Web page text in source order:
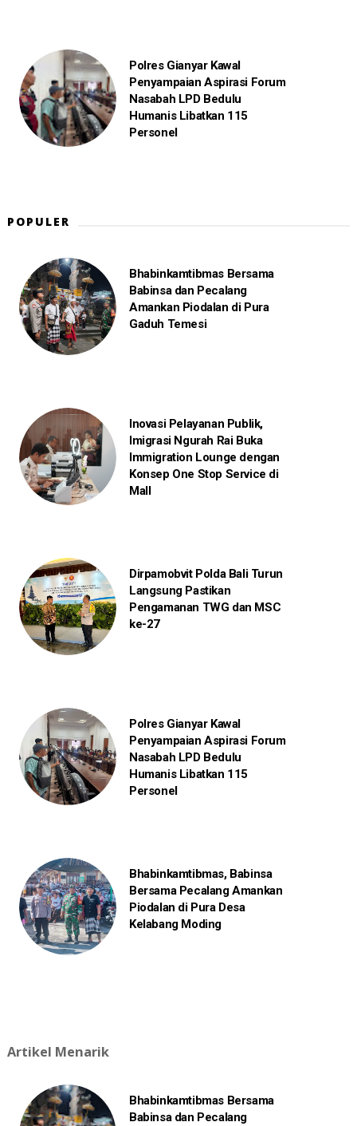
Polres Gianyar Kawal
Penyampaian Aspirasi Forum
Nasabah LPD Bedulu
Humanis Libatkan 115
Personel
POPULER
Bhabinkamtibmas Bersama
Babinsa dan Pecalang
Amankan Piodalan di Pura
Gaduh Temesi
Inovasi Pelayanan Publik,
Imigrasi Ngurah Rai Buka
Immigration Lounge dengan
Konsep One Stop Service di
Mall
Dirpamobvit Polda Bali Turun
Langsung Pastikan
Pengamanan TWG dan MSC
ke-27
Polres Gianyar Kawal
Penyampaian Aspirasi Forum
Nasabah LPD Bedulu
Humanis Libatkan 115
Personel
Bhabinkamtibmas, Babinsa
Bersama Pecalang Amankan
Piodalan di Pura Desa
Kelabang Moding
Artikel Menarik
Bhabinkamtibmas Bersama
Babinsa dan Pecalang